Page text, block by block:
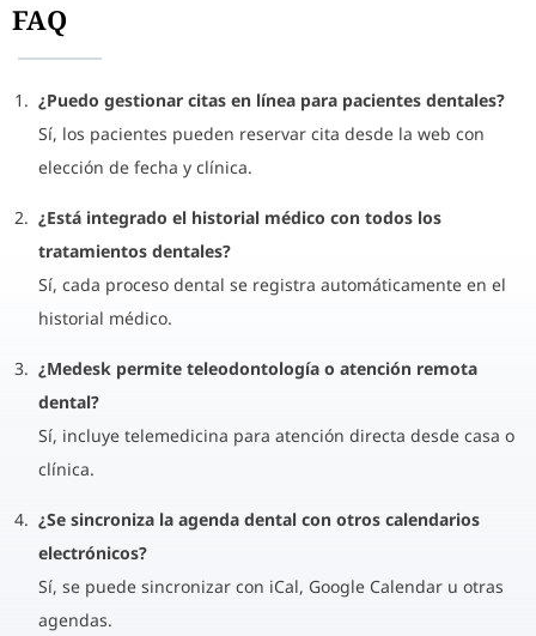
FAQ
¿Puedo gestionar citas en línea para pacientes dentales?
Sí, los pacientes pueden reservar cita desde la web con
elección de fecha y clínica.
¿Está integrado el historial médico con todos los
tratamientos dentales?
Sí, cada proceso dental se registra automáticamente en el
historial médico.
¿Medesk permite teleodontología o atención remota
dental?
Sí, incluye telemedicina para atención directa desde casa o
clínica.
¿Se sincroniza la agenda dental con otros calendarios
electrónicos?
Sí, se puede sincronizar con iCal, Google Calendar u otras
agendas.